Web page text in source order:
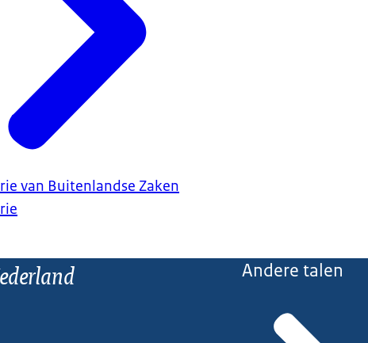
van Buitenlandse Zaken
Andere talen